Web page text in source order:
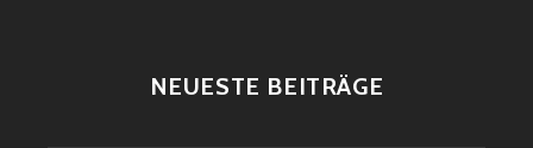
NEUESTE BEITRÄGE